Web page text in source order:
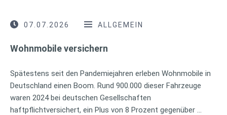
07.07.2026 ALLGEMEIN
Wohnmobile versichern
Spätestens seit den Pandemiejahren erleben Wohnmobile in
Deutschland einen Boom. Rund 900.000 dieser Fahrzeuge
waren 2024 bei deutschen Gesellschaften
haftpflichtversichert, ein Plus von 8 Prozent gegenüber …